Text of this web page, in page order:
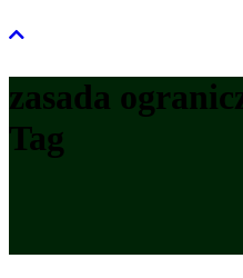
zasada
Tag